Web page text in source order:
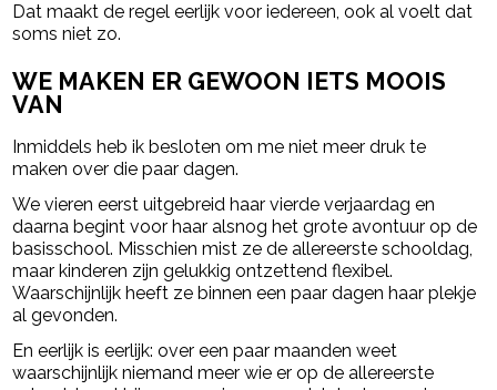
Dat maakt de regel eerlijk voor iedereen, ook al voelt dat
soms niet zo.
WE MAKEN ER GEWOON IETS MOOIS
VAN
Inmiddels heb ik besloten om me niet meer druk te
maken over die paar dagen.
We vieren eerst uitgebreid haar vierde verjaardag en
daarna begint voor haar alsnog het grote avontuur op de
basisschool. Misschien mist ze de allereerste schooldag,
maar kinderen zijn gelukkig ontzettend flexibel.
Waarschijnlijk heeft ze binnen een paar dagen haar plekje
al gevonden.
En eerlijk is eerlijk: over een paar maanden weet
waarschijnlijk niemand meer wie er op de allereerste